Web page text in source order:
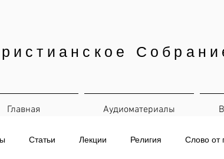
Главная Аудиоматериалы
Статьи Лекции Религия Слово от